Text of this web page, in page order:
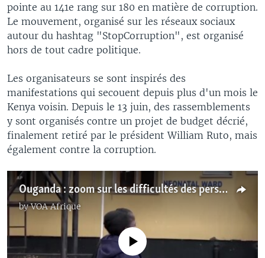
pointe au 141e rang sur 180 en matière de corruption.
Le mouvement, organisé sur les réseaux sociaux
autour du hashtag "StopCorruption", est organisé
hors de tout cadre politique.
Les organisateurs se sont inspirés des
manifestations qui secouent depuis plus d'un mois le
Kenya voisin. Depuis le 13 juin, des rassemblements
y sont organisés contre un projet de budget décrié,
finalement retiré par le président William Ruto, mais
également contre la corruption.
Ouganda : zoom sur les difficultés des personnes atteintes de drépanocytose
byVOA Afrique
No media source currently available